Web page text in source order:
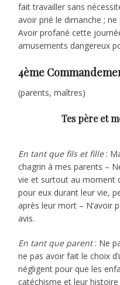
fait travailler sans
avoir prié le dimanche ; ne
Avoir profané cette
amusements dangereux
4ème
(parents, maîtres)
Tes père et
En tant que fils et fille:
chagrin à mes parents –
vie et surtout au moment
pour eux durant leur vie,
après leur mort – N’avoir
avis.
En tant que parent: Ne
ne pas avoir fait le choix
négligent pour que les
catéchisme et leur